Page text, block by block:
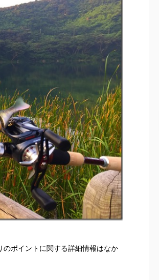
ポイントに関する詳細情報はなか